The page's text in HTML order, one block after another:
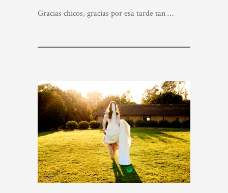
Gracias chicos, gracias por esa tarde tan …